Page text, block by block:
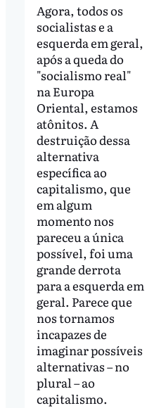
Agora, todos os
socialistas e a
esquerda em geral,
após a queda do
"socialismo real"
na Europa
Oriental, estamos
atônitos. A
destruição dessa
alternativa
específica ao
capitalismo, que
em algum
momento nos
pareceu a única
possível, foi uma
grande derrota
para a esquerda em
geral. Parece que
nos tornamos
incapazes de
imaginar possíveis
alternativas – no
plural – ao
capitalismo.